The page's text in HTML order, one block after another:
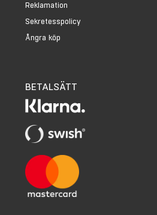
Reklamation
Sekretesspolicy
Ångra köp
BETALSÄTT